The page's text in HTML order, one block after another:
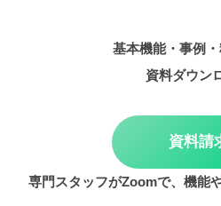
基本機能・事例
資料ダウン
資料請
専門スタッフがZoomで、機能